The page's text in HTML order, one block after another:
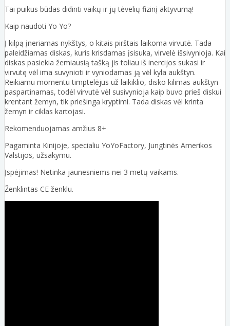
Tai puikus būdas didinti vaikų ir jų tėvelių fizinį aktyvumą!
Kaip naudoti Yo Yo?
Į kilpą įneriamas nykštys, o kitais pirštais laikoma virvutė. Tada
paleidžiamas diskas, kuris krisdamas įsisuka, virvelė išsivynioja. Kai
diskas pasiekia žemiausią tašką jis toliau iš inercijos sukasi ir
virvutę vėl ima suvynioti ir vyniodamas ją vėl kyla aukštyn.
Reikiamu momentu timptelėjus už laikiklio, disko kilimas aukštyn
paspartinamas, todėl virvutė vėl susivynioja kaip buvo prieš diskui
krentant žemyn, tik priešinga kryptimi. Tada diskas vėl krinta
žemyn ir ciklas kartojasi.
Rekomenduojamas amžius 8+
Pagaminta Kinijoje, specialiu YoYoFactory, Jungtinės Amerikos
Valstijos, užsakymu.
Įspėjimas! Netinka jaunesniems nei 3 metų vaikams.
Ženklintas CE ženklu.